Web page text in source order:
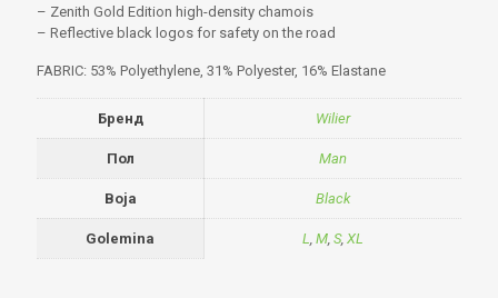
– Zenith Gold Edition high-density chamois
– Reflective black logos for safety on the road
FABRIC: 53% Polyethylene, 31% Polyester, 16% Elastane
Бренд Wilier
Пол Man
Boja Black
Golemina L, M, S, XL